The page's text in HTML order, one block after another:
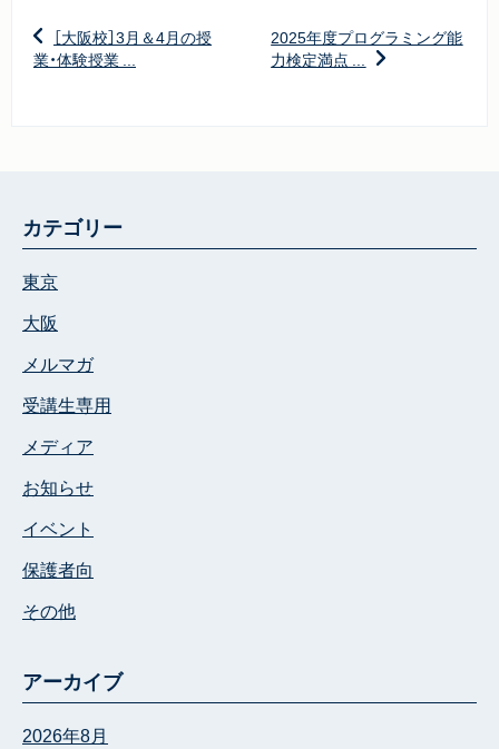
［大阪校］3月＆4月の授
業・体験授業 ...
2025年度プログラミング能
力検定満点 ...
カテゴリー
東京
大阪
メルマガ
受講生専用
メディア
お知らせ
イベント
保護者向
その他
アーカイブ
2026年8月